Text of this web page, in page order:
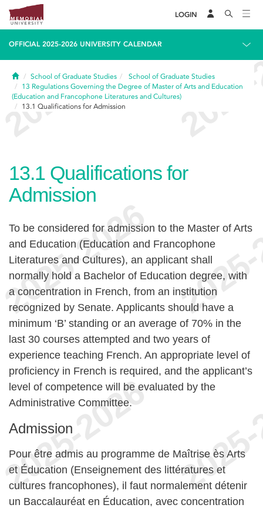
LOGIN
OFFICIAL 2025-2026 UNIVERSITY CALENDAR
HomeSchool of Graduate Studies
School of Graduate Studies
13 Regulations Governing the Degree of Master of Arts and Education
(Education and Francophone Literatures and Cultures)
13.1 Qualifications for Admission
13.1 Qualifications for
Admission
To be considered for admission to the Master of Arts
and Education (Education and Francophone
Literatures and Cultures), an applicant shall
normally hold a Bachelor of Education degree, with
a concentration in French, from an institution
recognized by Senate. Applicants should have a
minimum ‘B’ standing or an average of 70% in the
last 30 courses attempted and two years of
experience teaching French. An appropriate level of
proficiency in French is required, and the applicant’s
level of competence will be evaluated by the
Administrative Committee.
Admission
Pour être admis au programme de Maîtrise ès Arts
et Éducation (Enseignement des littératures et
cultures francophones), il faut normalement détenir
un Baccalauréat en Éducation, avec concentration